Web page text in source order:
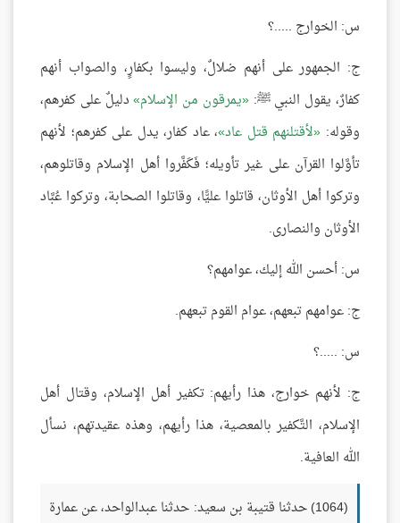
س: الخوارج .....؟
ج: الجمهور على أنهم ضلالٌ، وليسوا بكفارٍ، والصواب أنهم
كفارٌ، يقول النبي ﷺ: يمرقون من الإسلام دليلٌ على كفرهم،
وقوله: لأقتلنهم قتل عاد ، عاد كفار، يدل على كفرهم؛ لأنهم
تأوَّلوا القرآن على غير تأويله؛ فَكَفَّروا أهل الإسلام وقاتلوهم،
وتركوا أهل الأوثان، قاتلوا عليًّا، وقاتلوا الصحابة، وتركوا عُبَّاد
الأوثان والنصارى.
س: أحسن الله إليك، عوامهم؟
ج: عوامهم تبعهم، عوام القوم تبعهم.
س: .....؟
ج: لأنهم خوارج، هذا رأيهم: تكفير أهل الإسلام، وقتال أهل
الإسلام، التَّكفير بالمعصية، هذا رأيهم، وهذه عقيدتهم، نسأل
الله العافية.
(1064) حدثنا قتيبة بن سعيد: حدثنا عبدالواحد، عن عمارة